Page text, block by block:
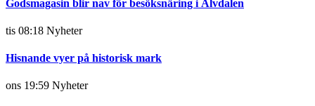
Godsmagasin blir nav för besöksnäring i Älvdalen
tis 08:18 Nyheter
Hisnande vyer på historisk mark
ons 19:59 Nyheter